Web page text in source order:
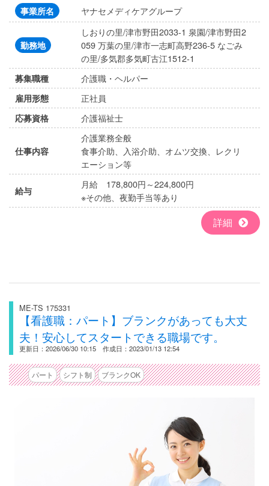
事業所名 ヤナセメディケアグループ
勤務地
しおりの里/津市野田2033-1 泉園/津市野田2
059 万葉の里/津市一志町高野236-5 なごみ
の里/多気郡多気町古江1512-1
募集職種 介護職・ヘルパー
雇用形態 正社員
応募資格 介護福祉士
仕事内容
介護業務全般
食事介助、入浴介助、オムツ交換、レクリ
エーション等
給与
月給 178,800円～224,800円
※その他、夜勤手当等あり
詳細
ME-TS 175331
【看護職：パート】ブランクがあっても大丈
夫！安心してスタートできる職場です。
更新日：2026/06/30 10:15 作成日：2023/01/13 12:54
パート シフト制 ブランクOK